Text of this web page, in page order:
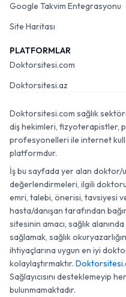
Google Takvim Entegrasyonu
Site Haritası
PLATFORMLAR
Doktorsitesi.com
Doktorsitesi.az
Doktorsitesi.com sağlık
diş hekimleri, fizyoterapistler,
profesyonelleri ile internet
platformdur.
İş bu sayfada yer alan doktor/
değerlendirmeleri, ilgili
emri, talebi, önerisi, tavsiyesi
hasta/danışan tarafından
sitesinin amacı, sağlık
sağlamak, sağlık
ihtiyaçlarına uygun en iyi
kolaylaştırmaktır.
Sağlayıcısını desteklemeyip
bulunmamaktadır.